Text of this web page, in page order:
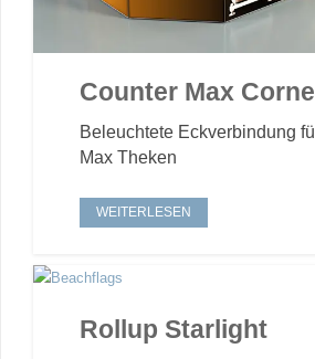
Counter Max
Beleuchtete Eckverbindung
Max Theken
WEITERLESEN
Rollup Starlight